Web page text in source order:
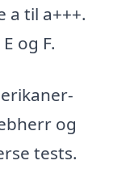
a til a+++.
og F.
og
tests.